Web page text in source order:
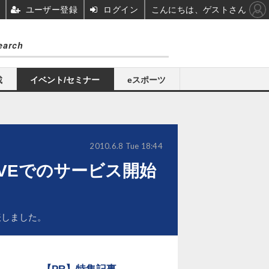
イベント/セミナー eスポーツ
でのサービス開始
ました。
2010.6.8 Tue 18:44
ユーザー登録 ログイン こんにちは、ゲストさん